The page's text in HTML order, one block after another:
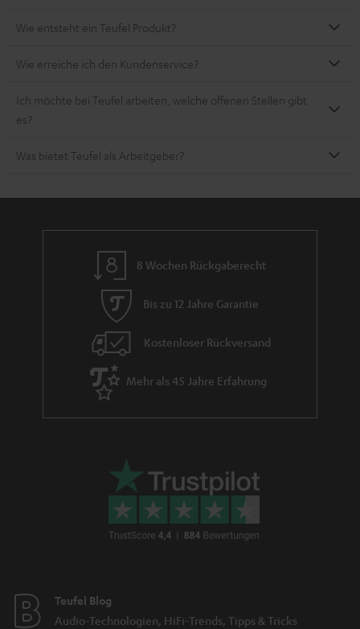
Wie entsteht ein Teufel Produkt?
Wie erreiche ich den Kundenservice?
Ich möchte bei Teufel arbeiten, welche offenen Stellen gibt
es?
Was bietet Teufel als Arbeitgeber?
8 Wochen Rückgaberecht
Bis zu 12 Jahre Garantie
Kostenloser Rückversand
Mehr als 45 Jahre Erfahrung
Teufel Blog
Audio-Technologien, HiFi-Trends, Tipps & Tricks